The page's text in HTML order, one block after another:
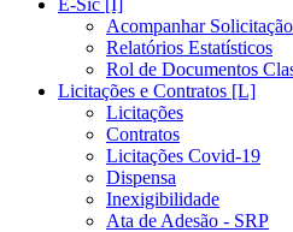
E-Sic [I]
Acompanhar Solicitação
Relatórios Estatísticos
Rol de Documentos
Licitações e Contratos [L]
Licitações
Contratos
Licitações Covid-19
Dispensa
Inexigibilidade
Ata de Adesão - SRP